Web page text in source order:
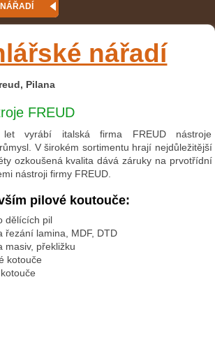
nářadí
Pilana
FREUD
vyrábí italská firma FREUD nástroje
V širokém sortimentu hrají nejdůležitější
ozkoušená kvalita dává záruky na prvotřídní
nástroji firmy FREUD.
pilové koutouče:
dělících pil
řezání lamina, MDF, DTD
masiv, překližku
kotouče